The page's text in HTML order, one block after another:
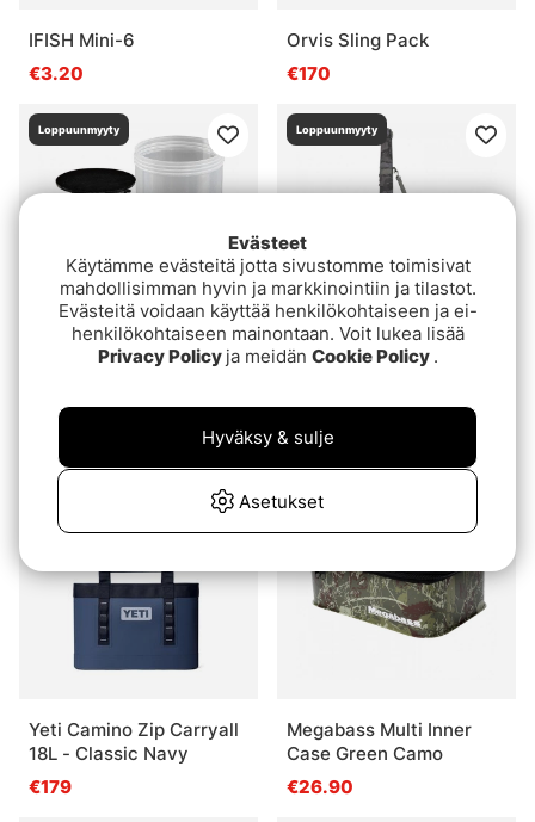
IFISH Mini-6
€3.20
Orvis Sling Pack
€170
Loppuunmyyty
Fladen Rig Bin Large
€8.70
Loppuunmyyty
Fox Rage Voyager Hard
€74.90
Yeti Camino Zip Carryall
18L - Classic Navy
€179
Megabass Multi Inner
Case Green Camo
€26.90
Evästeet
Käytämme evästeitä jotta sivustomme toimisivat
mahdollisimman hyvin ja markkinointiin ja tilastot.
Evästeitä voidaan käyttää henkilökohtaiseen ja ei-
henkilökohtaiseen mainontaan. Voit lukea lisää
Privacy Policy ja meidän Cookie Policy .
Asetukset
Hyväksy & sulje